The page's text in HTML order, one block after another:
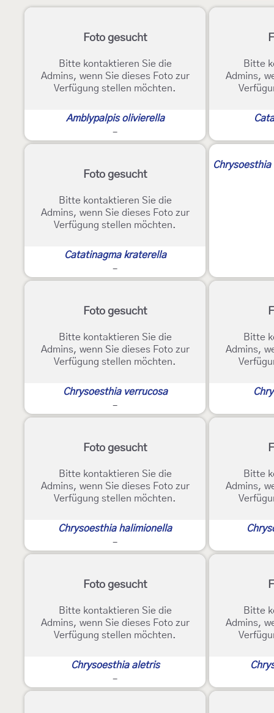
Foto gesucht
Bitte kontaktieren Sie die
Admins, wenn Sie dieses Foto zur
Verfügung stellen möchten.
Amblypalpis olivierella
-
Bitte
Admins,
Foto gesucht
Bitte kontaktieren Sie die
Admins, wenn Sie dieses Foto zur
Verfügung stellen möchten.
Catatinagma kraterella
-
Foto gesucht
Bitte kontaktieren Sie die
Admins, wenn Sie dieses Foto zur
Verfügung stellen möchten.
Chrysoesthia verrucosa
-
Bitte
Admins,
Foto gesucht
Bitte kontaktieren Sie die
Admins, wenn Sie dieses Foto zur
Verfügung stellen möchten.
Chrysoesthia halimionella
-
Bitte
Admins,
Foto gesucht
Bitte kontaktieren Sie die
Admins, wenn Sie dieses Foto zur
Verfügung stellen möchten.
Chrysoesthia aletris
-
Bitte
Admins,